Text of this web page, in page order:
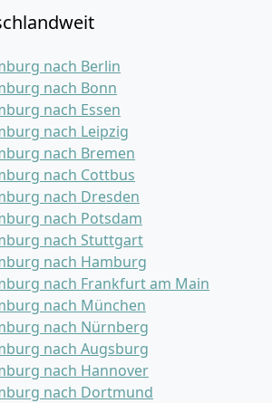
nach Berlin
nach Bonn
nach Essen
nach Leipzig
nach Bremen
nach Cottbus
nach Dresden
nach Potsdam
nach Stuttgart
nach Hamburg
nach Frankfurt am Main
nach München
nach Nürnberg
nach Augsburg
nach Hannover
nach Dortmund